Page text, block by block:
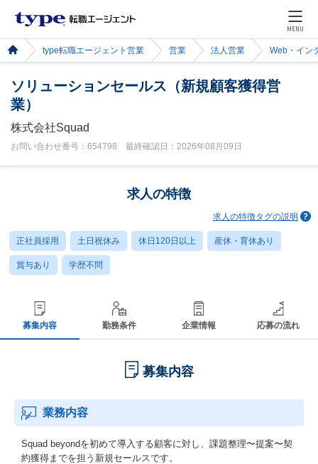
MENU
type転職エージェント営業 営業 法人営業 Web・イン
ソリューションセールス（新規顧客獲得営
業）
株式会社Squad
お問い合わせ番号：654798 最終確認日：2026年08月09日
求人の特徴
求人の特徴タグの説明
正社員採用 土日祝休み 休日120日以上 産休・育休あり
賞与あり 学歴不問
募集内容 勤務条件 企業情報 応募の流れ
募集内容
業務内容
Squad beyondを初めて導入する顧客に対し、課題整理〜提案〜契
約獲得までを担う新規セールスです。